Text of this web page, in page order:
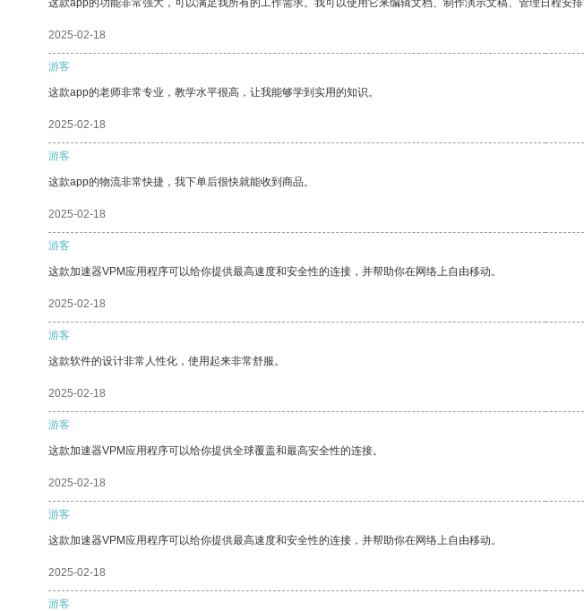
这款app的功能非常强大，可以满足我所有的工作需求。我可以使用它来编辑文档、制作演示文稿、管理日程安排
2025-02-18
游客
这款app的老师非常专业，教学水平很高，让我能够学到实用的知识。
2025-02-18
游客
这款app的物流非常快捷，我下单后很快就能收到商品。
2025-02-18
游客
这款加速器VPM应用程序可以给你提供最高速度和安全性的连接，并帮助你在网络上自由移动。
2025-02-18
游客
这款软件的设计非常人性化，使用起来非常舒服。
2025-02-18
游客
这款加速器VPM应用程序可以给你提供全球覆盖和最高安全性的连接。
2025-02-18
游客
这款加速器VPM应用程序可以给你提供最高速度和安全性的连接，并帮助你在网络上自由移动。
2025-02-18
游客